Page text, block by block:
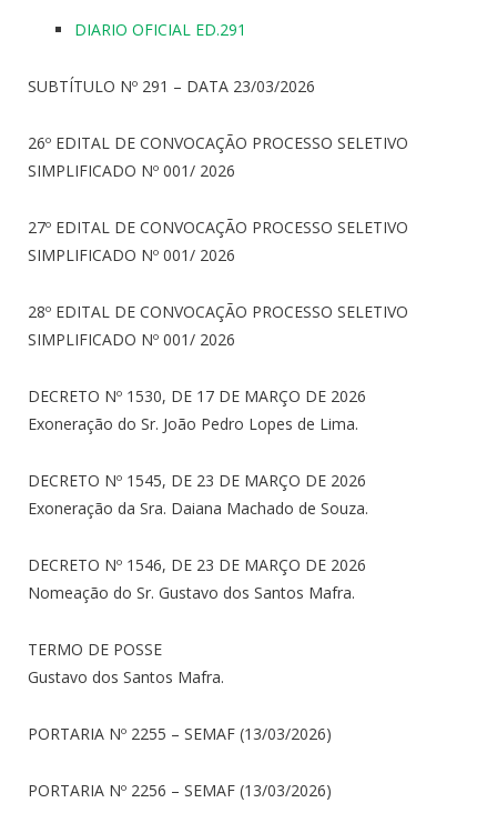
DIARIO OFICIAL ED.291
SUBTÍTULO Nº 291 – DATA 23/03/2026
26º EDITAL DE CONVOCAÇÃO PROCESSO SELETIVO
SIMPLIFICADO Nº 001/ 2026
27º EDITAL DE CONVOCAÇÃO PROCESSO SELETIVO
SIMPLIFICADO Nº 001/ 2026
28º EDITAL DE CONVOCAÇÃO PROCESSO SELETIVO
SIMPLIFICADO Nº 001/ 2026
DECRETO Nº 1530, DE 17 DE MARÇO DE 2026
Exoneração do Sr. João Pedro Lopes de Lima.
DECRETO Nº 1545, DE 23 DE MARÇO DE 2026
Exoneração da Sra. Daiana Machado de Souza.
DECRETO Nº 1546, DE 23 DE MARÇO DE 2026
Nomeação do Sr. Gustavo dos Santos Mafra.
TERMO DE POSSE
Gustavo dos Santos Mafra.
PORTARIA Nº 2255 – SEMAF (13/03/2026)
PORTARIA Nº 2256 – SEMAF (13/03/2026)